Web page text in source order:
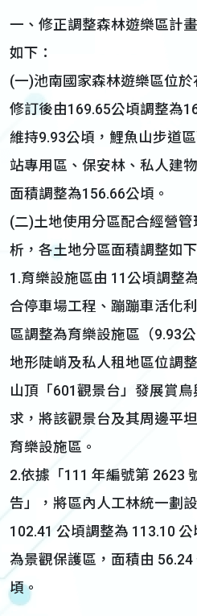
一、修正調整森林遊樂區計
如下：
(一)池南國家森林遊樂區位
修訂後由169.65公頃調整為
維持9.93公頃，鯉魚山步道
站專用區、保安林、私人建
面積調整為156.66公頃。
(二)土地使用分區配合經營
析，各土地分區面積調整如下
1.育樂設施區由 11公頃調整
合停車場工程、蹦蹦車活化
區調整為育樂設施區（9.93
地形陡峭及私人租地區位調
山頂「601觀景台」發展賞
求，將該觀景台及其周邊平
育樂設施區。
2.依據「111 年編號第 2623
告」，將區內人工林統一劃
102.41 公頃調整為 113.10
為景觀保護區，面積由
頃。